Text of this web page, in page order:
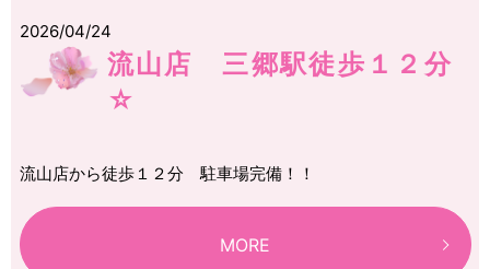
2026/04/24
流山店 三郷駅徒歩１２分
☆
流山店から徒歩１２分 駐車場完備！！
MORE